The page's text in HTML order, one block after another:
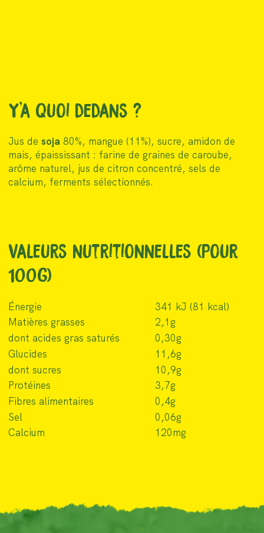
Y'a quoi dedans ?
Jus de soja 80%, mangue (11%), sucre, amidon de
mais, épaississant : farine de graines de caroube,
arôme naturel, jus de citron concentré, sels de
calcium, ferments sélectionnés.
Valeurs nutritionnelles (pour
100g)
Énergie
Matières grasses
dont acides gras saturés
Glucides
dont sucres
Protéines
Fibres alimentaires
Sel
Calcium
341 kJ (81 kcal)
2,1g
0,30g
11,6g
10,9g
3,7g
0,4g
0,06g
120mg